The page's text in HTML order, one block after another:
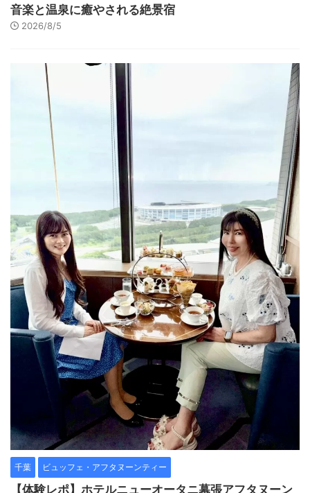
音楽と温泉に癒やされる絶景宿
2026/8/5
千葉 ビュッフェ・アフタヌーンティー
【体験レポ】ホテルニューオータニ幕張アフタヌーン